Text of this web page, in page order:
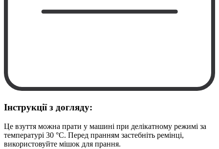
Інструкції з догляду:
Це взуття можна прати у машині при делікатному режимі за
температурі 30 °C. Перед пранням застебніть ремінці,
використовуйте мішок для прання.